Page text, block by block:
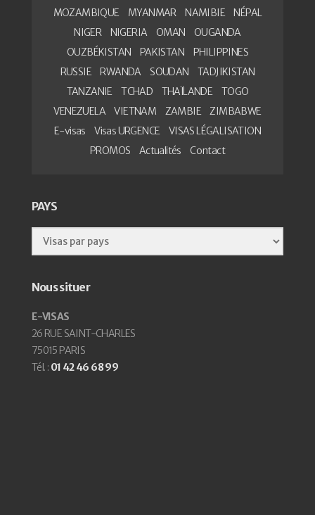
MOZAMBIQUE
MYANMAR NAMIBIE
NÉPAL
NIGER
NIGERIA OMAN
OUGANDA
OUZBÉKISTAN
PAKISTAN
PHILIPPINES
RUSSIE
RWANDA SOUDAN
TADJIKISTAN
TANZANIE
TCHAD THAÏLANDE
TOGO
VENEZUELA
VIETNAM ZAMBIE
ZIMBABWE
E-visas
Visas URGENCE
VISAS LÉGALISATION
PROMOS
Actualités Contact
PAYS
Nous situer
E-VISAS
26 RUE SAINT-CHARLES
75015 PARIS
Tél. : 01 42 46 68 99